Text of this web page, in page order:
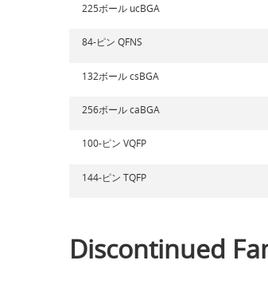
225ボール ucBGA
84-ピン QFNS
132ボール csBGA
256ボール caBGA
100-ピン VQFP
144-ピン TQFP
Discontinued